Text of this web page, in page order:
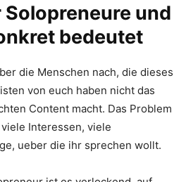
Solopreneure und
bedeutet
die Menschen nach, die dieses
von euch haben nicht das
Content macht. Das Problem
Interessen, viele
ueber die ihr sprechen wollt.